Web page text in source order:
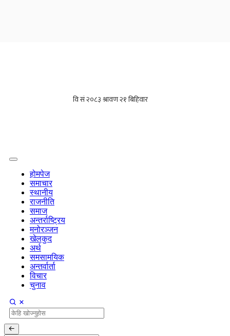
होमपेज
समाचार
स्थानीय
राजनीति
समाज
अन्तर्राष्ट्रिय
मनोरञ्जन
खेलकुद
अर्थ
समसामयिक
अन्तर्वार्ता
विचार
चुनाव